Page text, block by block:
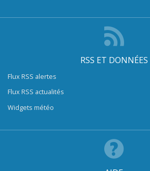
RSS ET DONNÉES
Flux RSS alertes
Flux RSS actualités
Widgets météo